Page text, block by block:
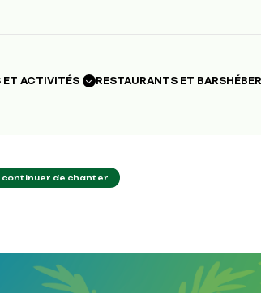
ET ACTIVITÉS RESTAURANTS ET BARS
continuer de chanter